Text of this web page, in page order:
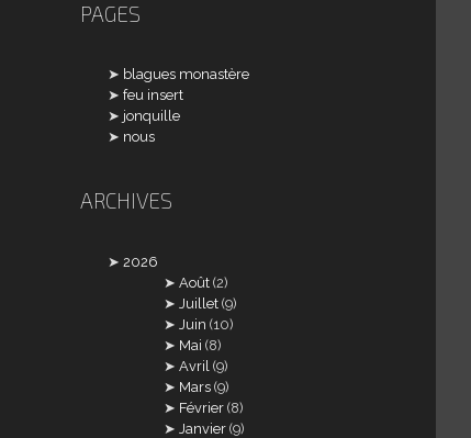
PAGES
blagues monastère
feu insert
jonquille
nous
ARCHIVES
2026
Août (2)
Juillet (9)
Juin (10)
Mai (8)
Avril (9)
Mars (9)
Février (8)
Janvier (9)